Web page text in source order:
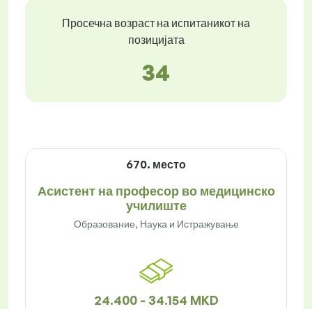
Просечна возраст на испитаникот на
позицијата
34
670. место
Асистент на професор во медицинско
училиште
Образование, Наука и Истражување
24.400 - 34.154 MKD